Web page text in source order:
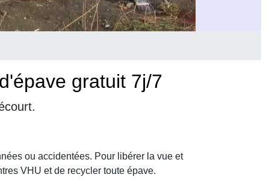
gratuit 7j/7
ou accidentées. Pour libérer la vue et
VHU et de recycler toute épave.